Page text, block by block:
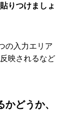
りつけましょ
の入力エリア
映されるなど
どうか、